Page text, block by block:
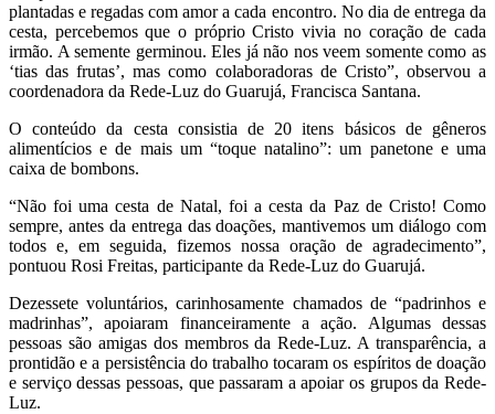
plantadas e regadas com amor a cada encontro. No dia de entrega da
cesta, percebemos que o próprio Cristo vivia no coração de cada
irmão. A semente germinou. Eles já não nos veem somente como as
‘tias das frutas’, mas como colaboradoras de Cristo”, observou a
coordenadora da Rede-Luz do Guarujá, Francisca Santana.
O conteúdo da cesta consistia de 20 itens básicos de gêneros
alimentícios e de mais um “toque natalino”: um panetone e uma
caixa de bombons.
“Não foi uma cesta de Natal, foi a cesta da Paz de Cristo! Como
sempre, antes da entrega das doações, mantivemos um diálogo com
todos e, em seguida, fizemos nossa oração de agradecimento”,
pontuou Rosi Freitas, participante da Rede-Luz do Guarujá.
Dezessete voluntários, carinhosamente chamados de “padrinhos e
madrinhas”, apoiaram financeiramente a ação. Algumas dessas
pessoas são amigas dos membros da Rede-Luz. A transparência, a
prontidão e a persistência do trabalho tocaram os espíritos de doação
e serviço dessas pessoas, que passaram a apoiar os grupos da Rede-
Luz.